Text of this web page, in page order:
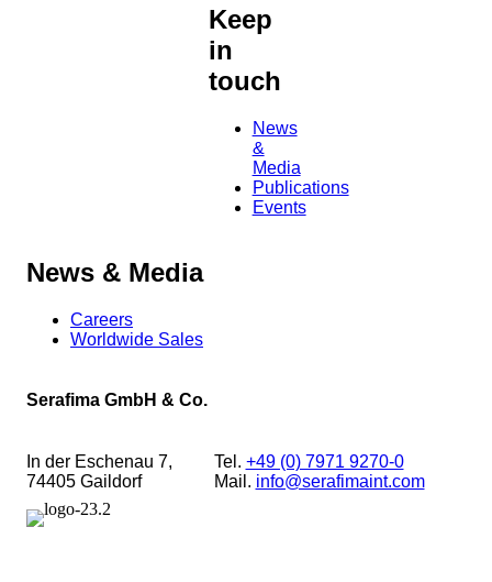
Keep
in
touch
News
&
Media
Publications
Events
News & Media
Careers
Worldwide Sales
Serafima GmbH & Co.
In der Eschenau 7,
74405 Gaildorf
Tel. +49 (0) 7971 9270-0
Mail. info@serafimaint.com